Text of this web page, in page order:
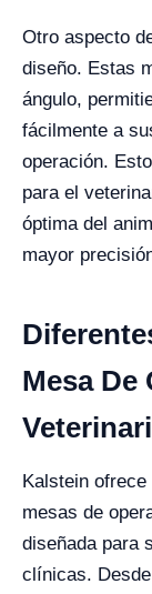
Otro aspecto
diseño. Estas
ángulo,
fácilmente a
operación.
para el
óptima del
mayor
Mesa De
Kalstein
mesas de
diseñada para
clínicas.